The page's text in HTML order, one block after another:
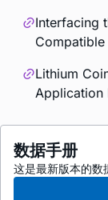
Interfacing
Lithium
Application
数据手册
这是最新版本的数